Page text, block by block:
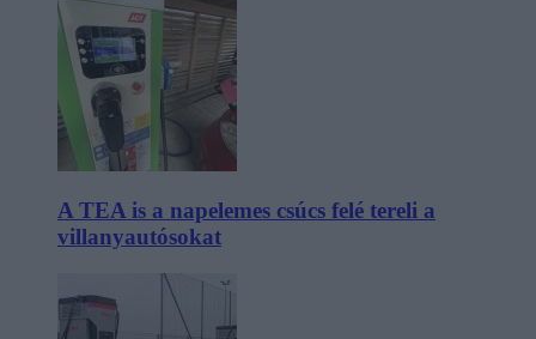
A TEA is a napelemes csúcs felé tereli a
villanyautósokat